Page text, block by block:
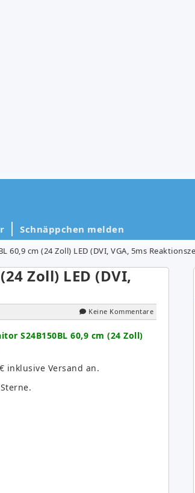
Schnäppchen melden
60,9 cm (24 Zoll) LED (DVI, VGA, 5ms
Zoll) LED (DVI,
Keine Kommentare
S24B150BL 60,9 cm (24 Zoll)
inklusive Versand an.